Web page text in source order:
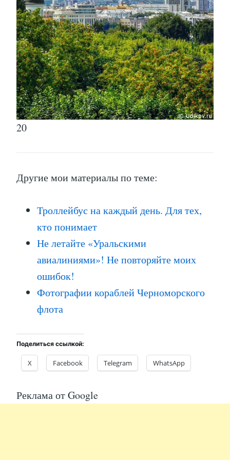
20
Другие мои материалы по теме:
Троллейбус на каждый день. Для тех,
кто понимает
Не летайте «Уральскими
авиалиниями»! Не повторяйте моих
ошибок!
Фотографии кораблей Черноморского
флота
Поделиться ссылкой:
X Facebook Telegram WhatsApp
Реклама от Google